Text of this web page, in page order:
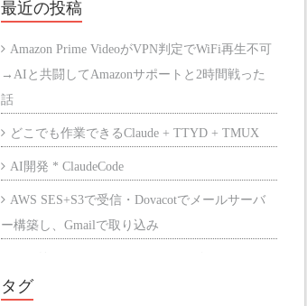
最近の投稿
Amazon Prime VideoがVPN判定でWiFi再生不可
→AIと共闘してAmazonサポートと2時間戦った
話
どこでも作業できるClaude + TTYD + TMUX
AI開発 * ClaudeCode
AWS SES+S3で受信・Dovacotでメールサーバ
ー構築し、Gmailで取り込み
ントする。
タグ